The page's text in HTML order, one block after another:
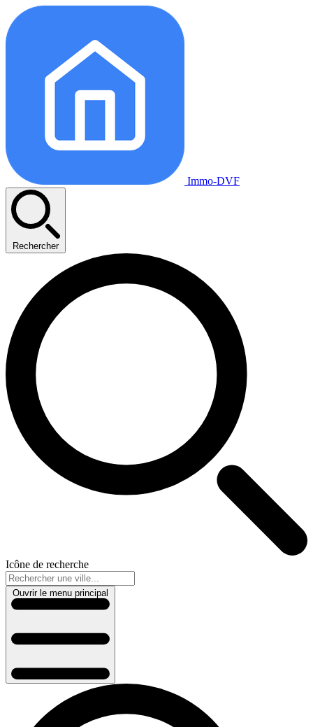
Immo-DVF
Rechercher
Icône de recherche
Ouvrir le menu principal